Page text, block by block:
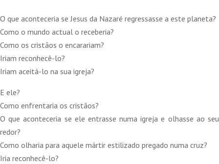
original
era:
28,00 €.
atual
é:
25,20 €.
O que aconteceria se Jesus da Nazaré regressasse a este planeta?
Como o mundo actual o receberia?
Como os cristãos o encarariam?
Iriam reconhecê-lo?
Iriam aceitá-lo na sua igreja?
E ele?
Como enfrentaria os cristãos?
O que aconteceria se ele entrasse numa igreja e olhasse ao seu
redor?
Como olharia para aquele mártir estilizado pregado numa cruz?
Iria reconhecê-lo?